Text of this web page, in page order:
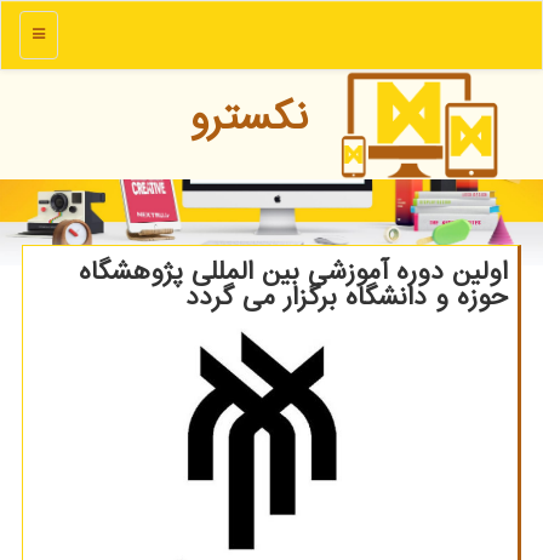
منو
نكسترو
اولین دوره آموزشی بین المللی پژوهشگاه
حوزه و دانشگاه برگزار می گردد